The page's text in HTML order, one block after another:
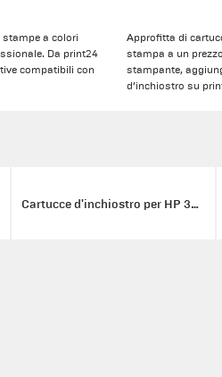
a colori
Da print24
compatibili con
Approfitta di
stampa a un
stampante,
d’inchiostro su
Cartucce d'inchiostro per HP 302XL